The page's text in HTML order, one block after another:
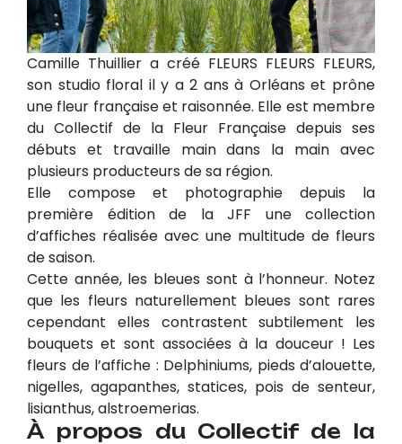
Camille Thuillier a créé FLEURS FLEURS FLEURS,
son studio floral il y a 2 ans à Orléans et prône
une fleur française et raisonnée. Elle est membre
du Collectif de la Fleur Française depuis ses
débuts et travaille main dans la main avec
plusieurs producteurs de sa région.
Elle compose et photographie depuis la
première édition de la JFF une collection
d’affiches réalisée avec une multitude de fleurs
de saison.
Cette année, les bleues sont à l’honneur. Notez
que les fleurs naturellement bleues sont rares
cependant elles contrastent subtilement les
bouquets et sont associées à la douceur ! Les
fleurs de l’affiche : Delphiniums, pieds d’alouette,
nigelles, agapanthes, statices, pois de senteur,
lisianthus, alstroemerias.
À propos du Collectif de la